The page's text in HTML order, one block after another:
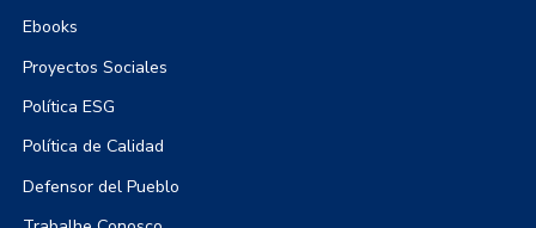
Ebooks
Proyectos Sociales
Política ESG
Política de Calidad
Defensor del Pueblo